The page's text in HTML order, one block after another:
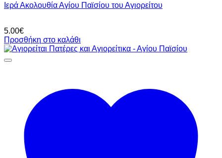
Ιερά Ακολουθία Αγίου Παϊσίου του Αγιορείτου
5.00€
Προσθήκη στο καλάθι